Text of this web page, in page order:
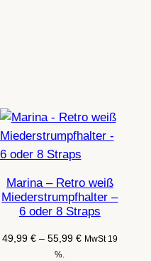
Marina – Retro weiß
Miederstrumpfhalter –
6 oder 8 Straps
49,99 € – 55,99 €Preisspanne:
MwSt 19
%.